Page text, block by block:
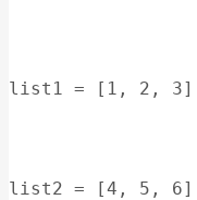
list1 = [1, 2, 3]
list2 = [4, 5, 6]